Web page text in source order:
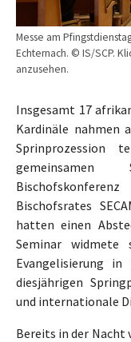
Messe am
Echternach. © IS/SCP.
anzusehen.
Insgesamt 17
Kardinäle nahmen
Sprinprozession
gemeinsamen
Bischofsrates
hatten einen
Seminar widmete
Evangelisierung
diesjährigen
und internationale
Bereits in der Nacht